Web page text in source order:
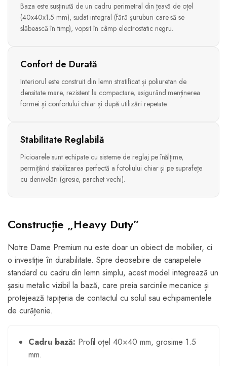
Baza este susținută de un cadru perimetral din țeavă de oțel
(40x40x1.5 mm), sudat integral (fără șuruburi care să se
slăbească în timp), vopsit în câmp electrostatic negru.
Confort de Durată
Interiorul este construit din lemn stratificat și poliuretan de
densitate mare, rezistent la compactare, asigurând menținerea
formei și confortului chiar și după utilizări repetate.
Stabilitate Reglabilă
Picioarele sunt echipate cu sisteme de reglaj pe înălțime,
permițând stabilizarea perfectă a fotoliului chiar și pe suprafețe
cu denivelări (gresie, parchet vechi).
Construcție „Heavy Duty”
Notre Dame Premium nu este doar un obiect de mobilier, ci
o investiție în durabilitate. Spre deosebire de canapelele
standard cu cadru din lemn simplu, acest model integrează un
șasiu metalic vizibil la bază, care preia sarcinile mecanice și
protejează tapițeria de contactul cu solul sau echipamentele
de curățenie.
Cadru bază: Profil oțel 40×40 mm, grosime 1.5
mm.